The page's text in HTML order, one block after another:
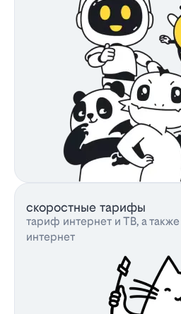
скоростные тарифы
тариф интернет и ТВ, а
интернет